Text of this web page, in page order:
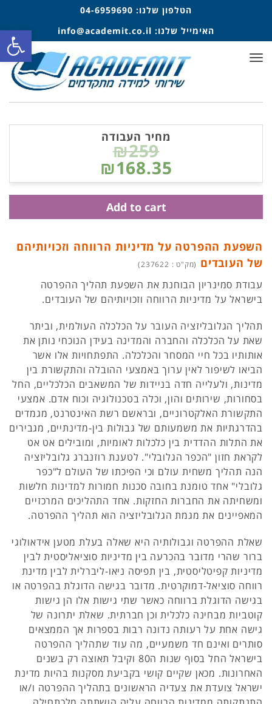
הטלפון שלנו: 04-6959690
האימייל שלנו: info@academit.co.il
תפריט
השפעת ההפרטה על מדיניות הרווחה וזכויותיהם
של העובדים (מק"ט : 237622)
עבודת סמינריון הבוחנת את השפעת תהליך ההפרטה
בישראל על מדיניות הרווחה וזכויותיהם של העובדים.
תהליך הגלובליזציה העובר על הכלכלה העולמית, וביתר
שאת על הכלכלה והחברה והמדינה בעידן הנוכחי נותן את
אותותיו בכל חיי המסחר והכלכלה. התפתחויות אלו אשר
הביאו לשיפור לאין ערוך באמצעי ההובלה והתקשורת בין
מדינות, ולעלייה חדה בניידות של המשאבים הכלכליים, החל
בסחורות, שירותים והון, וכלה בטכנולוגיה וכוח אדם. אמצעי
התקשורת האלקטרוניים, ובראשם רשת האינטרנט, מגמדים
בהדרגתיות את משמעותם של גבולות בין-מדינתיים, מגבירים
את התלות ההדדית בין כלכלות לאומיות, ומובילים אט אט
לקראת חזון "הכפר הגלובלי". לטענת רוזנברג גלובליזציה
הנה תהליך משחית עולם וכי הפיכתו של העולם ל"כפר
גלובלי" אחד טומנת בחובה סכנות חמורות למדינות חלשות
ומשחיתה את החברות החזקות. אחד התהליכים המרכזיים
המאפיינים את מגמת הגלובליזציה הוא תהליך ההפרטה.
שאלת ההפרטה וגבולותיה היא שאלה בעלת מטען אידאולוגי
ברור שהרי מדובר בהכרעה בין מדיניות סוציאליסטית לבין
מדיניות קפיטליסטית, בין תפיסה ניאו-ליברלית לבין מדינת
רווחה סוציאל-דמוקרטית. מדובר בגישה הדוגלת בהפרטה או
בגישה הדוגלת ברווחה כאשר שתי גישות אלו הן גישות
קוטביות מבחינה כלכלית וכן חברתית. שאלת יתרונה של
גישה אחת על רעותה נדונה רבות בספרות אך הממצאים
סותרים ואינם חד משמעיים, מה עוד שתהליך ההפרטה
בישראל החל בסוף שנות ה80 וקיבל תאוצה רק בשנים
האחרונות. מכאן שקיים קושי בקביעת מסקנות בהיות מדינת
ישראל צועדת את צעדיה הראשונים בתהליך ההפרטה ו/או
מחיר העבודה
₪259
₪168.35
Add to cart
פתח